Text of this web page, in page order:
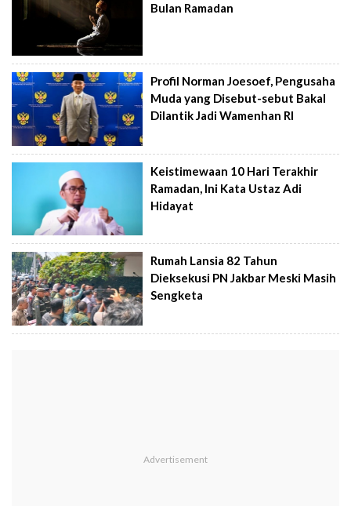
Bulan Ramadan
Profil Norman Joesoef, Pengusaha
Muda yang Disebut-sebut Bakal
Dilantik Jadi Wamenhan RI
Keistimewaan 10 Hari Terakhir
Ramadan, Ini Kata Ustaz Adi
Hidayat
Rumah Lansia 82 Tahun
Dieksekusi PN Jakbar Meski Masih
Sengketa